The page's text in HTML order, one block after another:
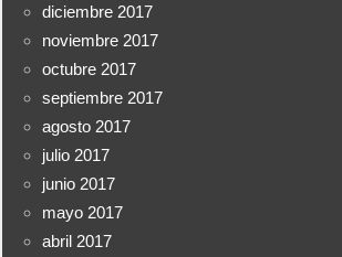
diciembre 2017
noviembre 2017
octubre 2017
septiembre 2017
agosto 2017
julio 2017
junio 2017
mayo 2017
abril 2017